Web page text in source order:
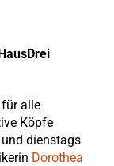
alle
Köpfe
dienstags
Dorothea